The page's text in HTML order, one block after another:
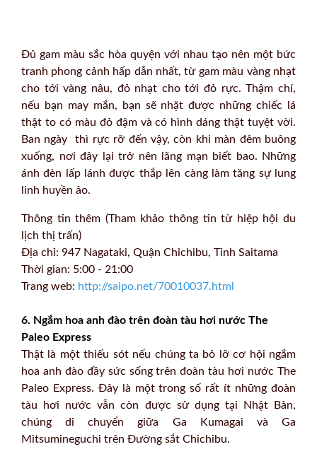
Đủ gam màu sắc hòa quyện với nhau tạo nên một bức
tranh phong cảnh hấp dẫn nhất, từ gam màu vàng nhạt
cho tới vàng nâu, đỏ nhạt cho tới đỏ rực. Thậm chí,
nếu bạn may mắn, bạn sẽ nhặt được những chiếc lá
thật to có màu đỏ đậm và có hình dáng thật tuyệt vời.
Ban ngày thì rực rỡ đến vậy, còn khi màn đêm buông
xuống, nơi đây lại trở nên lãng mạn biết bao. Những
ánh đèn lấp lánh được thắp lên càng làm tăng sự lung
linh huyền ảo.
Thông tin thêm (Tham khảo thông tin từ hiệp hội du
lịch thị trấn)
Địa chỉ: 947 Nagataki, Quận Chichibu, Tỉnh Saitama
Thời gian: 5:00 - 21:00
Trang web: http://saipo.net/70010037.html
6. Ngắm hoa anh đào trên đoàn tàu hơi nước The
Paleo Express
Thật là một thiếu sót nếu chúng ta bỏ lỡ cơ hội ngắm
hoa anh đào đầy sức sống trên đoàn tàu hơi nước The
Paleo Express. Đây là một trong số rất ít những đoàn
tàu hơi nước vẫn còn được sử dụng tại Nhật Bản,
chúng di chuyển giữa Ga Kumagai và Ga
Mitsumineguchi trên Đường sắt Chichibu.